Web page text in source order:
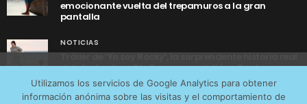
emocionante vuelta del trepamuros a la gran
pantalla
NOTICIAS
Tráiler de ‘Yo soy Rocky’, la sorprendente historia real
detrás de cómo Stallone se convirtió en Rocky
Utilizamos los servicios de Google Analytics para obtener
información anónima sobre las visitas y el comportamiento de
tráfico web que recibimos y conocer los servicios que